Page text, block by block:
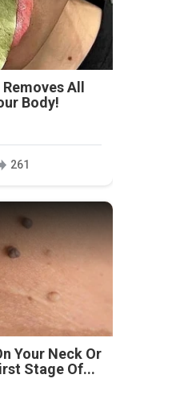
All
Body!
261
Your Neck Or
Stage Of...